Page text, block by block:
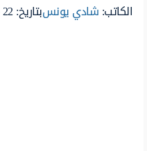
الكاتب:شادي يونسبتاريخ: 22 مايو 2025 , 19:37